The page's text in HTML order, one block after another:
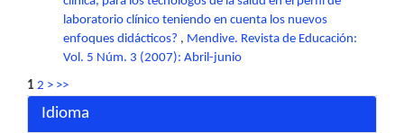
laboratorio clínico teniendo en cuenta los nuevos
enfoques didácticos? , Mendive. Revista de Educación:
Vol. 5 Núm. 3 (2007): Abril-junio
1 2 > >>
Idioma